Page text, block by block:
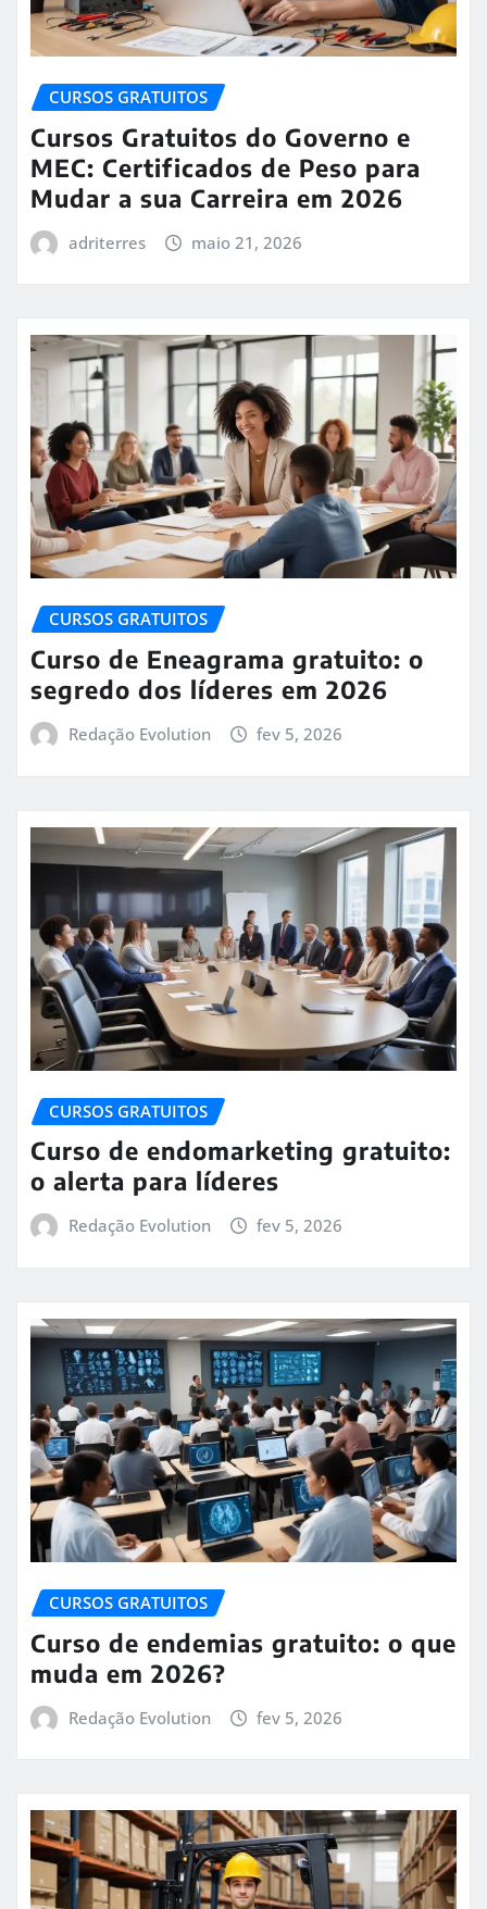
CURSOS GRATUITOS
Cursos Gratuitos do Governo e
MEC: Certificados de Peso para
Mudar a sua Carreira em 2026
adriterres maio 21, 2026
CURSOS GRATUITOS
Curso de Eneagrama gratuito: o
segredo dos líderes em 2026
Redação Evolution fev 5, 2026
CURSOS GRATUITOS
Curso de endomarketing gratuito:
o alerta para líderes
Redação Evolution fev 5, 2026
CURSOS GRATUITOS
Curso de endemias gratuito: o que
muda em 2026?
Redação Evolution fev 5, 2026